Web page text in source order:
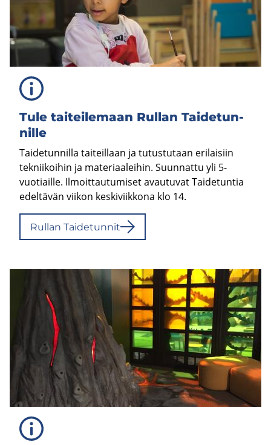
Tule tai­tei­le­maan Rul­lan Tai­de­tun­
nil­le
Taidetunnilla taiteillaan ja tutustutaan erilaisiin
tekniikoihin ja materiaaleihin. Suunnattu yli 5-
vuotiaille. Ilmoittautumiset avautuvat Taidetuntia
edeltävän viikon keskiviikkona klo 14.
Rul­lan Tai­de­tun­nit